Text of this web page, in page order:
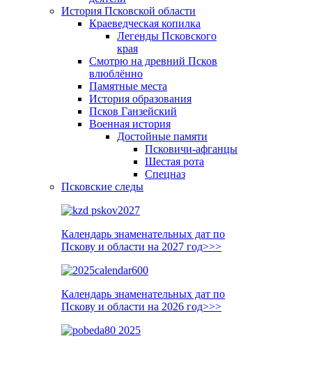
История Псковской области
Краеведческая копилка
Легенды Псковского
края
Смотрю на древний Псков
влюблённо
Памятные места
История образования
Псков Ганзейский
Военная история
Достойные памяти
Псковичи-афганцы
Шестая рота
Спецназ
Псковские следы
Календарь знаменательных дат по
Пскову и области на 2027 год>>>
Календарь знаменательных дат по
Пскову и области на 2026 год>>>